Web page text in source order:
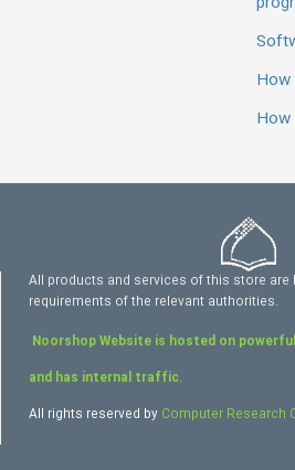
All products and services of this store are
requirements of the relevant authorities.
Noorshop Website is hosted on
and has internal traffic.
All rights reserved by Computer Research